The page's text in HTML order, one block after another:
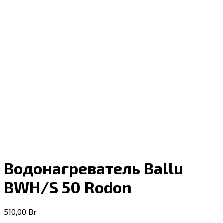
Водонагреватель Ballu
BWH/S 50 Rodon
510,00 Br